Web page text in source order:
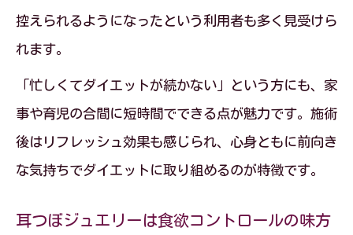
控えられるようになったという利用者も多く見受けら
れます。
「忙しくてダイエットが続かない」という方にも、家
事や育児の合間に短時間でできる点が魅力です。施術
後はリフレッシュ効果も感じられ、心身ともに前向き
な気持ちでダイエットに取り組めるのが特徴です。
耳つぼジュエリーは食欲コントロールの味方